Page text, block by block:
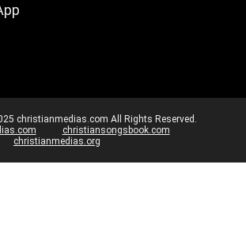
christianmedias.com All Rights Reserved.
christiansongsbook.com
christianmedias.org